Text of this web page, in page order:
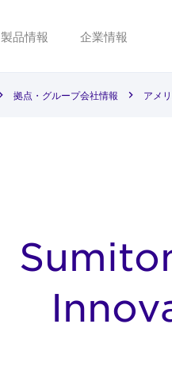
製品情報 企業情報
拠点・グループ会社情報 アメ